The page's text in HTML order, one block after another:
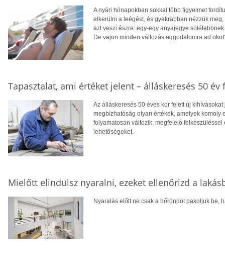
A nyári hónapokban sokkal több figyelmet
elkerülni a leégést, és gyakrabban nézzük
azt veszi észre: egy-egy anyajegye
De vajon minden változás aggodalomra ad
Tapasztalat, ami értéket jelent – álláskeresés 50 év
Az álláskeresés 50 éves kor felett új
megbízhatóság olyan értékek, amelyek komoly
folyamatosan változik, megfelelő
lehetőségeket.
Mielőtt elindulsz nyaralni, ezeket ellenőrizd a
Nyaralás előtt ne csak a bőröndöt pakoljuk be,